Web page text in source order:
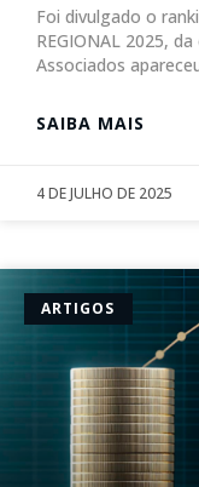
Foi divulgado o
REGIONAL 2025,
Associados
SAIBA MAIS
4 DE JULHO DE 2025
ARTIGOS